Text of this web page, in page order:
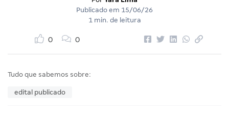
Publicado em 15/06/26
1 min. de leitura
0 0
Tudo que sabemos sobre:
edital publicado